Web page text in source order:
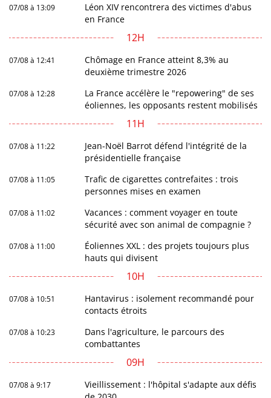
07/08 à 13:09
Léon XIV rencontrera des victimes d'abus
en France
12H
07/08 à 12:41
Chômage en France atteint 8,3% au
deuxième trimestre 2026
07/08 à 12:28
La France accélère le "repowering" de ses
éoliennes, les opposants restent mobilisés
11H
07/08 à 11:22
Jean-Noël Barrot défend l'intégrité de la
présidentielle française
07/08 à 11:05
Trafic de cigarettes contrefaites : trois
personnes mises en examen
07/08 à 11:02
Vacances : comment voyager en toute
sécurité avec son animal de compagnie ?
07/08 à 11:00
Éoliennes XXL : des projets toujours plus
hauts qui divisent
10H
07/08 à 10:51
Hantavirus : isolement recommandé pour
contacts étroits
07/08 à 10:23
Dans l'agriculture, le parcours des
combattantes
09H
07/08 à 9:17
Vieillissement : l'hôpital s'adapte aux défis